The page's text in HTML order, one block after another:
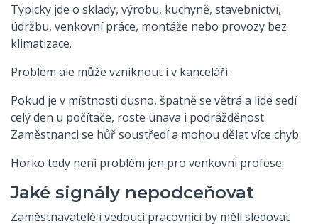
Typicky jde o sklady, výrobu, kuchyně, stavebnictví,
údržbu, venkovní práce, montáže nebo provozy bez
klimatizace.
Problém ale může vzniknout i v kanceláři.
Pokud je v místnosti dusno, špatně se větrá a lidé sedí
celý den u počítače, roste únava i podrážděnost.
Zaměstnanci se hůř soustředí a mohou dělat více chyb.
Horko tedy není problém jen pro venkovní profese.
Jaké signály nepodceňovat
Zaměstnavatelé i vedoucí pracovníci by měli sledovat